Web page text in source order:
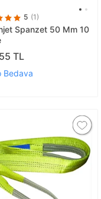
5 (1)
Spanzet 50 Mm 10
TL
Bedava